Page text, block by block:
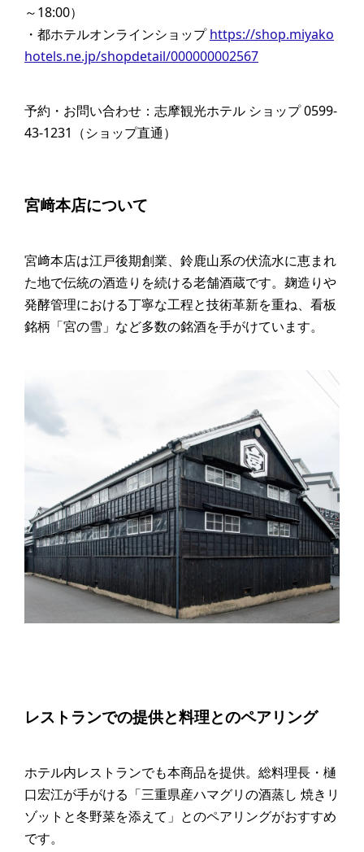
～18:00）
・都ホテルオンラインショップhttps://shop.miyako
hotels.ne.jp/shopdetail/000000002567
予約・お問い合わせ：志摩観光ホテル ショップ 0599-
43-1231（ショップ直通）
宮﨑本店について
宮﨑本店は江戸後期創業、鈴鹿山系の伏流水に恵まれ
た地で伝統の酒造りを続ける老舗酒蔵です。麹造りや
発酵管理における丁寧な工程と技術革新を重ね、看板
銘柄「宮の雪」など多数の銘酒を手がけています。
レストランでの提供と料理とのペアリング
ホテル内レストランでも本商品を提供。総料理長・樋
口宏江が手がける「三重県産ハマグリの酒蒸し 焼きリ
ゾットと冬野菜を添えて」とのペアリングがおすすめ
です。